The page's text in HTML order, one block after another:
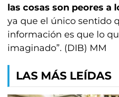
las cosas son peores a
ya que el único sentido
información es que lo
imaginado”. (DIB) MM
LAS MÁS LEÍDAS